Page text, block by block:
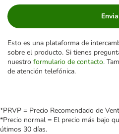
Esto es una plataforma de
sobre el producto. Si tienes
nuestro formulario de contacto.
de atención telefónica.
*PRVP = Precio Recomendado de
*Precio normal = El precio más bajo
útimos 30 días.